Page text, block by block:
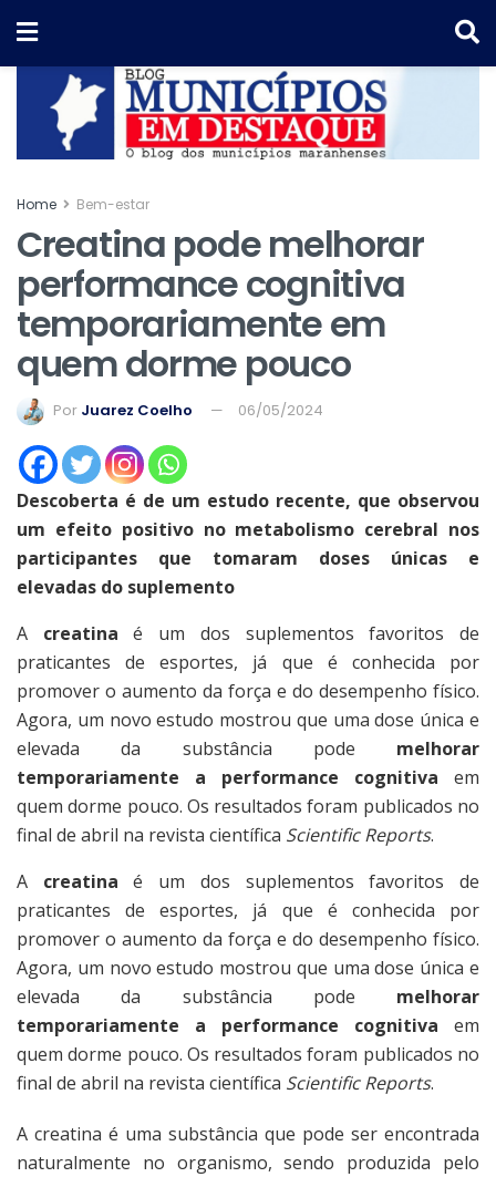
Home Bem-estar
Creatina pode melhorar
performance cognitiva
temporariamente em
quem dorme pouco
Por Juarez Coelho 06/05/2024
Descoberta é de um estudo recente, que observou
um efeito positivo no metabolismo cerebral nos
participantes que tomaram doses únicas e
elevadas do suplemento
A creatina é um dos suplementos favoritos de
praticantes de esportes, já que é conhecida por
promover o aumento da força e do desempenho físico.
Agora, um novo estudo mostrou que uma dose única e
elevada da substância pode melhorar
temporariamente a performance cognitiva em
quem dorme pouco. Os resultados foram publicados no
final de abril na revista científica Scientific Reports.
A creatina é um dos suplementos favoritos de
praticantes de esportes, já que é conhecida por
promover o aumento da força e do desempenho físico.
Agora, um novo estudo mostrou que uma dose única e
elevada da substância pode melhorar
temporariamente a performance cognitiva em
quem dorme pouco. Os resultados foram publicados no
final de abril na revista científica Scientific Reports.
A creatina é uma substância que pode ser encontrada
naturalmente no organismo, sendo produzida pelo